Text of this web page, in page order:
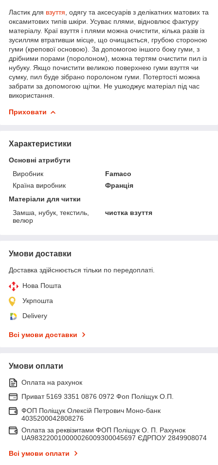
Ластик для взуття , одягу та аксесуарів з делікатних матових та
оксамитових типів шкіри. Усуває плями, відновлює фактуру
матеріалу. Краї взуття і плями можна очистити, кілька разів із
зусиллям втративши місце, що очищається, грубою стороною
гуми (крепової основою). За допомогою іншого боку гуми, з
дрібними порами (поролоном), можна тертям очистити пил із
нубуку. Якщо почистити великою поверхнею гуми взуття чи
сумку, пил буде зібрано поролоном гуми. Потертості можна
забрати за допомогою щітки. Не ушкоджує матеріал під час
використання.
Приховати
Характеристики
Основні атрибути
Виробник
Famaco
Країна виробник
Франція
Матеріали для читки
Замша, нубук, текстиль,
велюр
чистка взуття
Умови доставки
Доставка здійснюється тільки по передоплаті.
Нова Пошта
Укрпошта
Delivery
Всі умови доставки
Умови оплати
Оплата на рахунок
Приват 5169 3351 0876 0972 Фоп Поліщук О.П.
ФОП Поліщук Олексій Петрович Моно-банк
4035200042808276
Оплата за реквізитами ФОП Поліщук О. П. Рахунок
UA983220010000026009300045697 ЄДРПОУ 2849908074
Всі умови оплати